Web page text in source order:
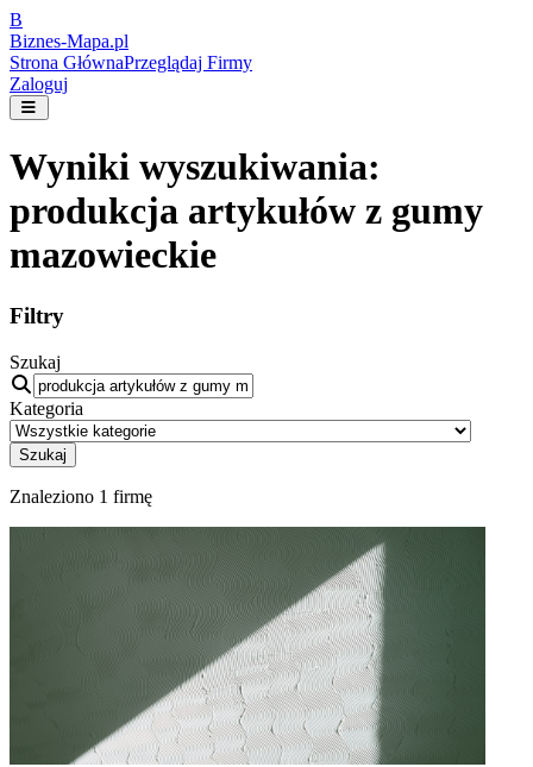
B
Biznes-Mapa.pl
Strona GłównaPrzeglądaj Firmy
Zaloguj
Wyniki wyszukiwania:
produkcja artykułów z gumy
mazowieckie
Filtry
Szukaj
Kategoria
Szukaj
Znaleziono 1 firmę